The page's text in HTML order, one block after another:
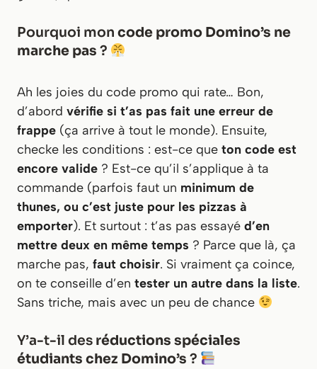
Pourquoi mon code promo Domino’s ne
marche pas ?
Ah les joies du code promo qui rate… Bon,
d’abord vérifie si t’as pas fait une erreur de
frappe (ça arrive à tout le monde). Ensuite,
checke les conditions : est-ce que ton code est
encore valide ? Est-ce qu’il s’applique à ta
commande (parfois faut un minimum de
thunes, ou c’est juste pour les pizzas à
emporter). Et surtout : t’as pas essayé d’en
mettre deux en même temps ? Parce que là, ça
marche pas, faut choisir. Si vraiment ça coince,
on te conseille d’en tester un autre dans la liste.
Sans triche, mais avec un peu de chance
Y’a-t-il des réductions spéciales
étudiants chez Domino’s ?